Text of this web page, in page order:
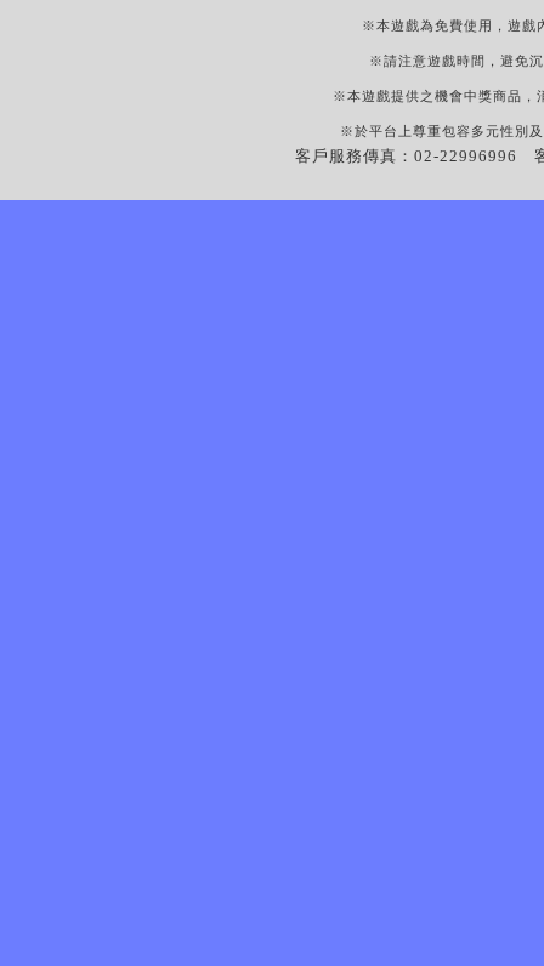
※本遊戲為免費使用，遊戲
※請注意遊戲時間，避免
※本遊戲提供之機會中獎商品，
※於平台上尊重包容多元性別
客戶服務傳真：02-22996996